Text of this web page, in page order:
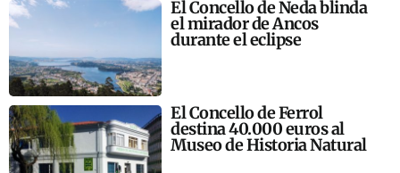
El Concello de Neda blinda
el mirador de Ancos
durante el eclipse
El Concello de Ferrol
destina 40.000 euros al
Museo de Historia Natural